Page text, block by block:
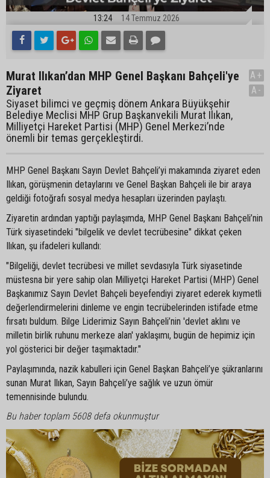
13:24 14 Temmuz 2026
Murat Ilıkan’dan MHP Genel Başkanı Bahçeli'ye
Ziyaret
Siyaset bilimci ve geçmiş dönem Ankara Büyükşehir
Belediye Meclisi MHP Grup Başkanvekili Murat Ilıkan,
Milliyetçi Hareket Partisi (MHP) Genel Merkezi’nde
önemli bir temas gerçekleştirdi.
A+
A-
MHP Genel Başkanı Sayın Devlet Bahçeli’yi makamında ziyaret eden
Ilıkan, görüşmenin detaylarını ve Genel Başkan Bahçeli ile bir araya
geldiği fotoğrafı sosyal medya hesapları üzerinden paylaştı.
Ziyaretin ardından yaptığı paylaşımda, MHP Genel Başkanı Bahçeli’nin
Türk siyasetindeki "bilgelik ve devlet tecrübesine" dikkat çeken
Ilıkan, şu ifadeleri kullandı:
"Bilgeliği, devlet tecrübesi ve millet sevdasıyla Türk siyasetinde
müstesna bir yere sahip olan Milliyetçi Hareket Partisi (MHP) Genel
Başkanımız Sayın Devlet Bahçeli beyefendiyi ziyaret ederek kıymetli
değerlendirmelerini dinleme ve engin tecrübelerinden istifade etme
fırsatı buldum. Bilge Liderimiz Sayın Bahçeli’nin 'devlet aklını ve
milletin birlik ruhunu merkeze alan' yaklaşımı, bugün de hepimiz için
yol gösterici bir değer taşımaktadır."
Paylaşımında, nazik kabulleri için Genel Başkan Bahçeli’ye şükranlarını
sunan Murat Ilıkan, Sayın Bahçeli’ye sağlık ve uzun ömür
temennisinde bulundu.
Bu haber toplam 5608 defa okunmuştur